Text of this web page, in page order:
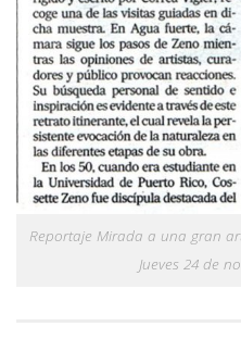
Reportaje Mirada a una gran
Jueves 24 de